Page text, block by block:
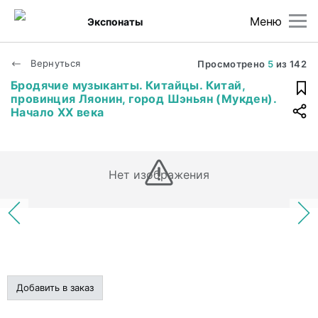
Меню
Экспонаты
Вернуться Просмотрено 5 из 142
Бродячие музыканты. Китайцы. Китай,
провинция Ляонин, город Шэньян (Мукден).
Начало XX века
Нет изображения
Добавить в заказ